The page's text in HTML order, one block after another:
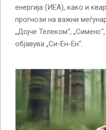
енергија (ИЕА), како и
прогнози на важни
„Дојче Телеком“,
објавува „Си-Ен-Ен“.